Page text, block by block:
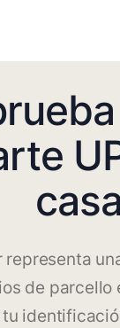
casa
representa
de parcello